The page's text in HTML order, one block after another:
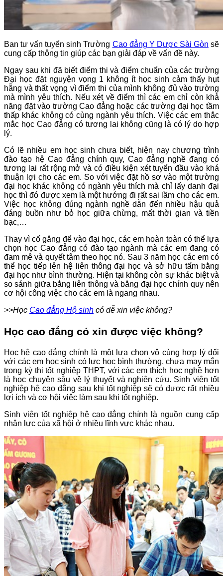
Ban tư vấn tuyển sinh Trường Cao đẳng Y Dược Sài Gòn sẽ
cung cấp thông tin giúp các bạn giải đáp về vấn đề này.
Ngay sau khi đã biết điểm thi và điểm chuẩn của các trường
Đại học đặt nguyện vọng 1 không ít học sinh cảm thấy hụt
hẫng và thất vọng vì điểm thi của mình không đủ vào trường
mà mình yêu thích. Nếu xét về điểm thì các em chỉ còn khả
năng đặt vào trường Cao đẳng hoặc các trường đại học tầm
thấp khác không có cùng ngành yêu thích. Việc các em thắc
mắc học Cao đẳng có tương lai không cũng là có lý do hợp
lý.
Có lẽ nhiều em học sinh chưa biết, hiện nay chương trình
đào tạo hệ Cao đẳng chính quy, Cao đẳng nghề đang có
tương lai rất rộng mở và có điều kiện xét tuyển đầu vào khá
thuận lợi cho các em. So với việc đặt hồ sơ vào một trường
đại học khác không có ngành yêu thích mà chỉ lấy danh đại
học thì đó được xem là một hướng đi rất sai lầm cho các em.
Việc học không đúng ngành nghề dẫn đến nhiều hậu quả
đáng buồn như bỏ học giữa chừng, mất thời gian và tiền
bạc,…
Thay vì cố gắng để vào đại học, các em hoàn toàn có thể lựa
chọn học Cao đẳng có đào tạo ngành mà các em đang có
đam mê và quyết tâm theo học nó. Sau 3 năm học các em có
thể học tiếp lên hệ liên thông đại học và sở hữu tấm bằng
đại học như bình thường. Hiện tại không còn sự khác biệt và
so sánh giữa bằng liên thông và bằng đại học chính quy nên
cơ hội công việc cho các em là ngang nhau.
>>Học Cao đẳng Hộ sinh có dễ xin việc không?
Học cao đẳng có xin được việc không?
Học hệ cao đẳng chính là một lựa chọn vô cùng hợp lý đối
với các em học sinh có lực học bình thường, chưa may mắn
trong kỳ thi tốt nghiệp THPT, với các em thích học nghề hơn
là học chuyên sâu về lý thuyết và nghiên cứu. Sinh viên tốt
nghiệp hệ cao đẳng sau khi tốt nghiệp sẽ có được rất nhiều
lợi ích và cơ hội việc làm sau khi tốt nghiệp.
Sinh viên tốt nghiệp hệ cao đẳng chính là nguồn cung cấp
nhân lực của xã hội ở nhiều lĩnh vực khác nhau.